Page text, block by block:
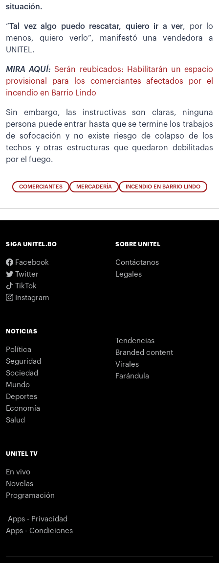
situación.
“Tal vez algo puedo rescatar, quiero ir a ver, por lo
menos, quiero verlo”, manifestó una vendedora a
UNITEL.
MIRA AQUÍ:Serán reubicados: Habilitarán un espacio
provisional para los comerciantes afectados por el
incendio en Barrio Lindo
Sin embargo, las instructivas son claras, ninguna
persona puede entrar hasta que se termine los trabajos
de sofocación y no existe riesgo de colapso de los
techos y otras estructuras que quedaron debilitadas
por el fuego.
COMERCIANTES MERCADERÍA INCENDIO EN BARRIO LINDO
SIGA UNITEL.BO
Facebook
Twitter
TikTok
Instagram
SOBRE UNITEL
Contáctanos
Legales
NOTICIAS
Política
Seguridad
Sociedad
Mundo
Deportes
Economía
Salud
Tendencias
Branded content
Virales
Farándula
UNITEL TV
En vivo
Novelas
Programación
Apps - Privacidad
Apps - Condiciones